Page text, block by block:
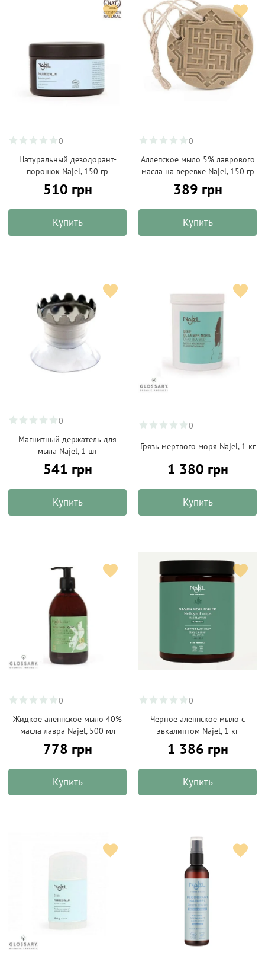
0
Натуральный дезодорант-
порошок Najel, 150 гр
510 грн
Купить
0
Аллепское мыло 5% лаврового
масла на веревке Najel, 150 гр
389 грн
Купить
0
Магнитный держатель для
мыла Najel, 1 шт
541 грн
Купить
0
Грязь мертвого моря Najel, 1 кг
1 380 грн
Купить
0
Жидкое алеппское мыло 40%
масла лавра Najel, 500 мл
778 грн
Купить
0
Черное алеппское мыло с
эвкалиптом Najel, 1 кг
1 386 грн
Купить